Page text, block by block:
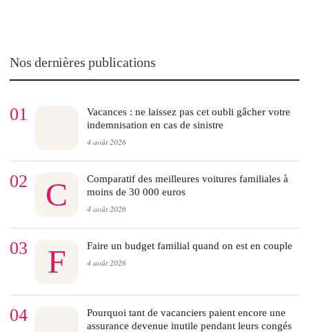
Nos dernières publications
01
Vacances : ne laissez pas cet oubli gâcher votre
indemnisation en cas de sinistre
4 août 2026
02 C
Comparatif des meilleures voitures familiales à
moins de 30 000 euros
4 août 2026
03 F Faire un budget familial quand on est en couple
4 août 2026
04
Pourquoi tant de vacanciers paient encore une
assurance devenue inutile pendant leurs congés